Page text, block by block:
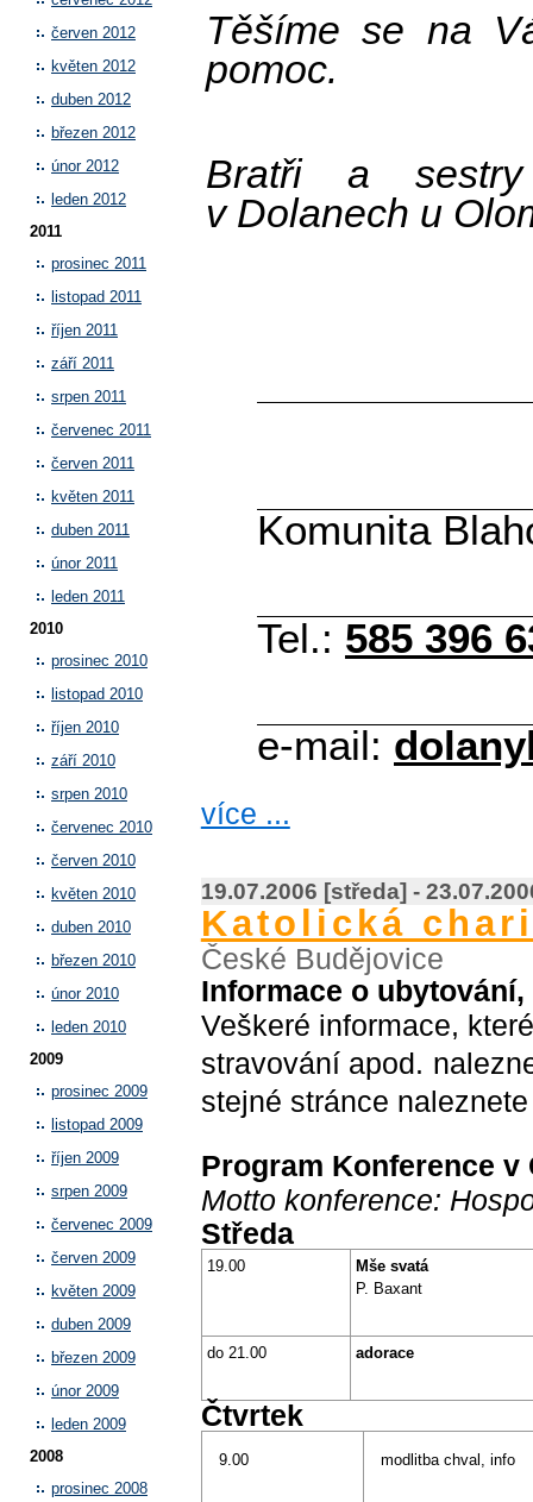
červen 2012
květen 2012
duben 2012
březen 2012
únor 2012
leden 2012
2011
prosinec 2011
listopad 2011
říjen 2011
září 2011
srpen 2011
červenec 2011
červen 2011
květen 2011
duben 2011
únor 2011
leden 2011
2010
prosinec 2010
listopad 2010
říjen 2010
září 2010
srpen 2010
červenec 2010
červen 2010
květen 2010
duben 2010
březen 2010
únor 2010
leden 2010
2009
prosinec 2009
listopad 2009
říjen 2009
srpen 2009
červenec 2009
červen 2009
květen 2009
duben 2009
březen 2009
únor 2009
leden 2009
2008
prosinec 2008
Těšíme se na
pomoc.
Bratři a sestry
v Dolanech u
Komunita
Tel.: 585 396
e-mail:
více ...
19.07.2006 [středa] -
Katolická
České Budějovice
Informace o
Veškeré informace,
stravování apod.
stejné stránce
Program Konference v
Motto konference:
Středa
19.00
Mše svatá
P. Baxant
do 21.00 adorace
Čtvrtek
9.00 modlitba chval, info